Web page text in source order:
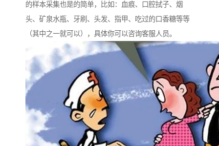
的样本采集也是的简单，比如：血痕、口腔拭子、烟
头、矿泉水瓶、牙刷、头发、指甲、吃过的口香糖等等
（其中之一就可以），具体你可以咨询客服人员。